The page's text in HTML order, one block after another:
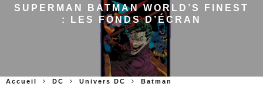
SUPERMAN BATMAN WORLD’S FINEST
: LES FONDS D’ÉCRAN
Accueil DC Univers DC Batman